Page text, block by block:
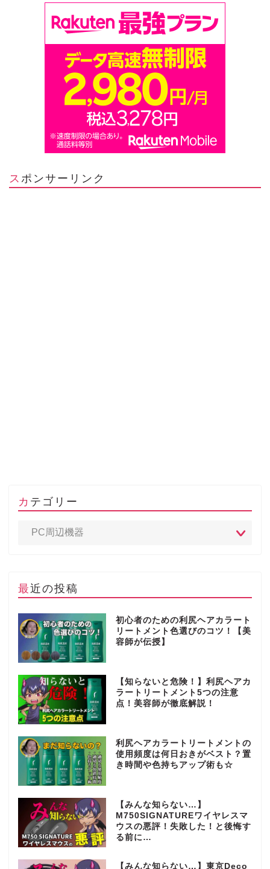
スポンサーリンク
カテゴリー
最近の投稿
初心者のための利尻ヘアカラート
リートメント色選びのコツ！【美
容師が伝授】
【知らないと危険！】利尻ヘアカ
ラートリートメント5つの注意
点！美容師が徹底解説！
利尻ヘアカラートリートメントの
使用頻度は何日おきがベスト？置
き時間や色持ちアップ術も☆
【みんな知らない…】
M750SIGNATUREワイヤレスマ
ウスの悪評！失敗した！と後悔す
る前に…
【みんな知らない…】東京Deco